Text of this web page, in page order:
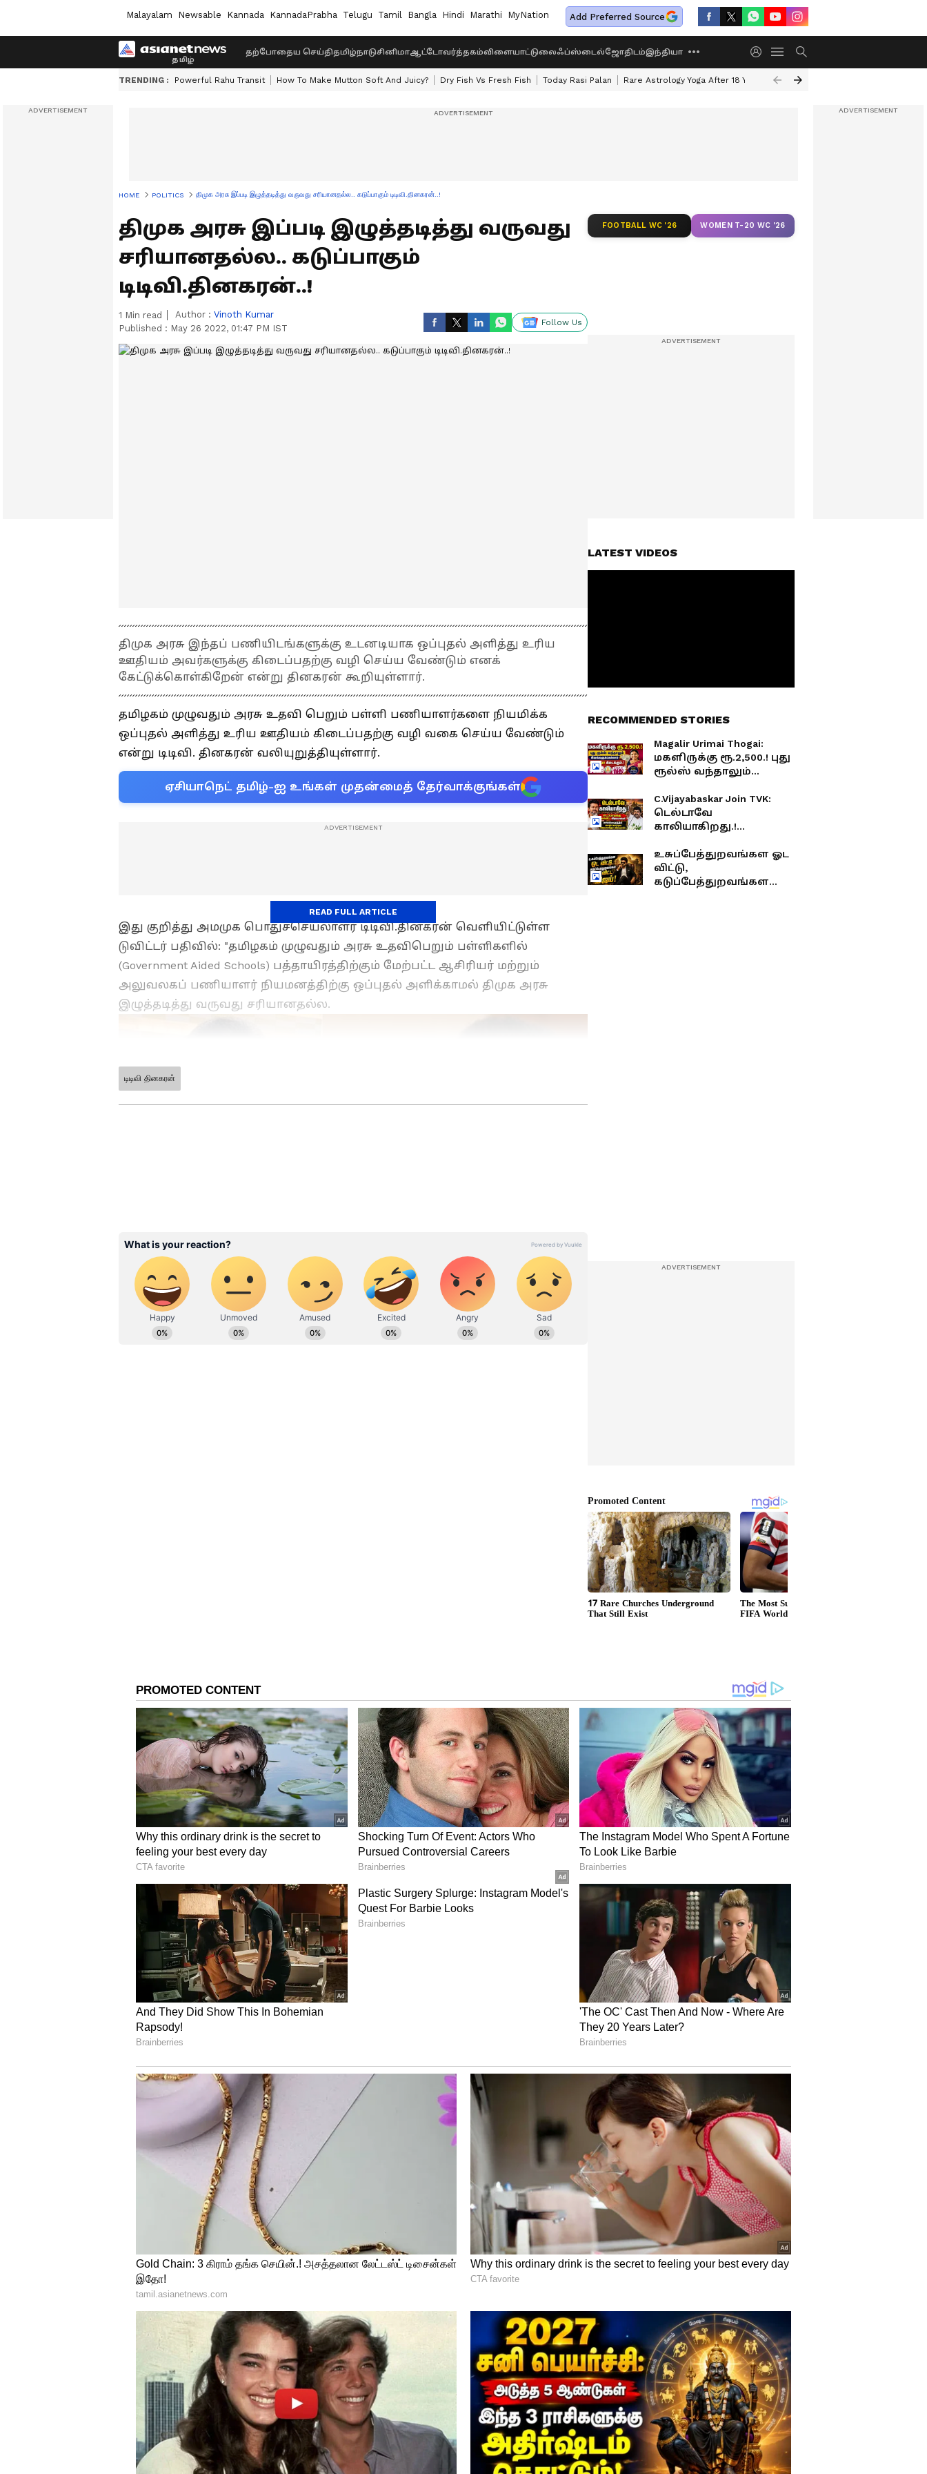
Malayalam Newsable Kannada KannadaPrabha Telugu Tamil Bangla Hindi Marathi MyNation Add Preferred Source
தற்போதைய செய்திதமிழ்நாடுசினிமாஆட்டோவர்த்தகம்விளையாட்டுலைஃப்ஸ்டைல்ஜோதிடம்இந்தியா
TRENDING : Powerful Rahu Transit How To Make Mutton Soft And Juicy? Dry Fish Vs Fresh Fish Today Rasi Palan Rare Astrology Yoga After 18 Years Dwi Pushkar Yoga 2026
HOME POLITICS திமுக அரசு இப்படி இழுத்தடித்து வருவது சரியானதல்ல.. கடுப்பாகும் டிடிவி.தினகரன்..!
திமுக அரசு இப்படி இழுத்தடித்து வருவது
சரியானதல்ல.. கடுப்பாகும்
டிடிவி.தினகரன்..!
1 Min read Author : Vinoth Kumar
Published : May 26 2022, 01:47 PM IST
Follow Us
திமுக அரசு இந்தப் பணியிடங்களுக்கு உடனடியாக ஒப்புதல் அளித்து உரிய
ஊதியம் அவர்களுக்கு கிடைப்பதற்கு வழி செய்ய வேண்டும் எனக்
கேட்டுக்கொள்கிறேன் என்று தினகரன் கூறியுள்ளார்.
தமிழகம் முழுவதும் அரசு உதவி பெறும் பள்ளி பணியாளர்களை நியமிக்க
ஒப்புதல் அளித்து உரிய ஊதியம் கிடைப்பதற்கு வழி வகை செய்ய வேண்டும்
என்று டிடிவி. தினகரன் வலியுறுத்தியுள்ளார்.
ஏசியாநெட் தமிழ்-ஐ உங்கள் முதன்மைத் தேர்வாக்குங்கள்
இது குறித்து அமமுக பொதுச்செயலாளர் டிடிவி.தினகரன் வெளியிட்டுள்ள
டுவிட்டர் பதிவில்: "தமிழகம் முழுவதும் அரசு உதவிபெறும் பள்ளிகளில்
(Government Aided Schools) பத்தாயிரத்திற்கும் மேற்பட்ட ஆசிரியர் மற்றும்
அலுவலகப் பணியாளர் நியமனத்திற்கு ஒப்புதல் அளிக்காமல் திமுக அரசு
இழுத்தடித்து வருவது சரியானதல்ல.
எனவே, திமுக அரசு இந்தப் பணியிடங்களுக்கு உடனடியாக ஒப்புதல் அளித்து
உரிய ஊதியம் அவர்களுக்கு கிடைப்பதற்கு வழி செய்ய வேண்டும் எனக்
கேட்டுக்கொள்கிறேன் என்று தினகரன் கூறியுள்ளார்.
READ FULL ARTICLE
ABOUT THE AUTHOR
vinoth kumar
டிடிவி தினகரன்
FOOTBALL WC '26 WOMEN T-20 WC '26
LATEST VIDEOS
RECOMMENDED STORIES
Magalir Urimai Thogai:
மகளிருக்கு ரூ.2,500.! புது
ரூல்ஸ் வந்தாலும்
கண்டிப்பா கிடைக்கும்.!
C.Vijayabaskar Join TVK:
டெல்டாவே
காலியாகிறது.!
விஜயபாஸ்கர்.!
மாமல்லபுரத்தில் மாஸ்
காட்டிய ஜெயலலிதா
உசுப்பேத்துறவங்கள ஓட
விட்டு,
கடுப்பேத்துறவங்கள